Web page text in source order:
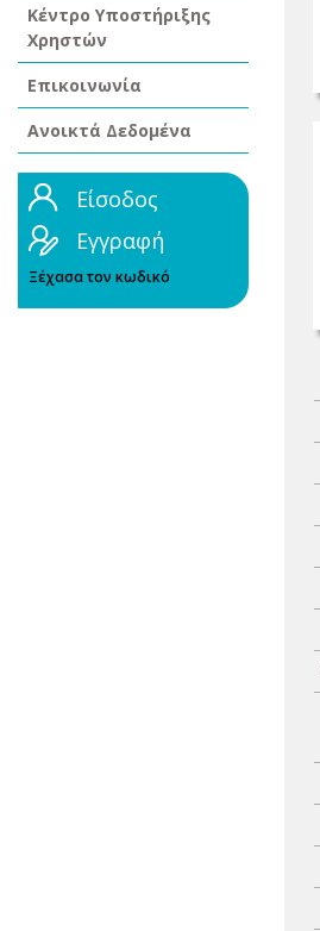
Κέντρο Υποστήριξης
Χρηστών
Επικοινωνία
Ανοικτά Δεδομένα
Είσοδος
Εγγραφή
Ξέχασα τον κωδικό